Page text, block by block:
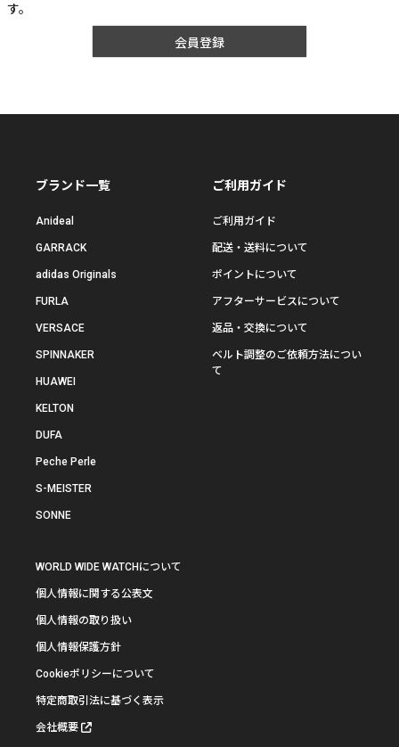
す。
会員登録
ブランド一覧
Anideal
GARRACK
adidas Originals
FURLA
VERSACE
SPINNAKER
HUAWEI
KELTON
DUFA
Peche Perle
S-MEISTER
SONNE
ご利用ガイド
ご利用ガイド
配送・送料について
ポイントについて
アフターサービスについて
返品・交換について
ベルト調整のご依頼方法につい
て
WORLD WIDE WATCHについて
個人情報に関する公表文
個人情報の取り扱い
個人情報保護方針
Cookieポリシーについて
特定商取引法に基づく表示
会社概要